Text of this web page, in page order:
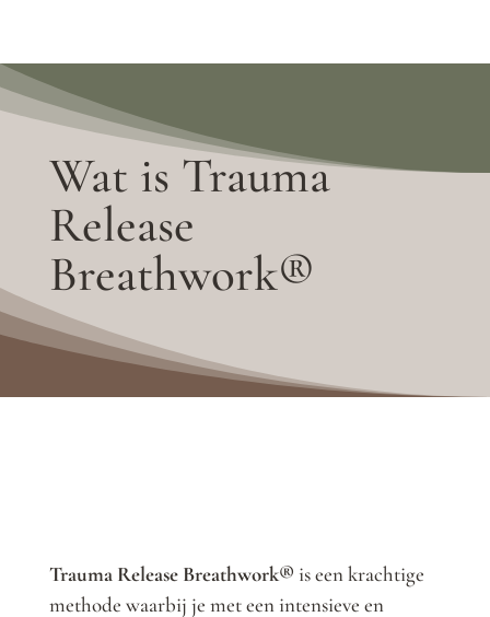
Wat is Trauma
Release
Breathwork®
Trauma Release Breathwork® is een krachtige
methode waarbij je met een intensieve en